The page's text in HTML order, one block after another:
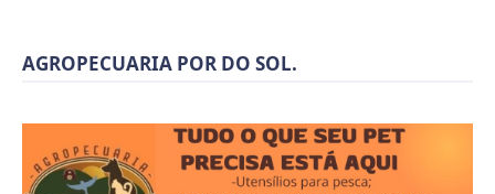
AGROPECUARIA POR DO SOL.